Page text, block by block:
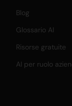
Blog
Glossario AI
Risorse gratuite
AI per ruolo